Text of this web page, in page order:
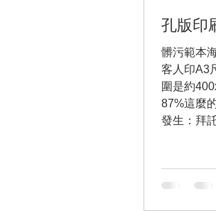
孔版印
髒污範本
客人印A3
圍是約
87%這麼
發生：拜